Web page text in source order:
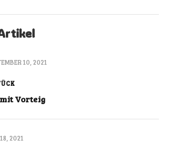
10, 2021
Vorteig
2021